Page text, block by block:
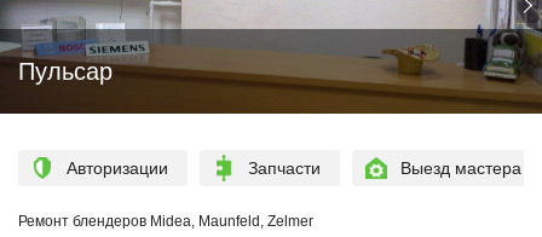
Пульсар
Авторизации Запчасти Выезд мастера
Ремонт блендеров Midea, Maunfeld, Zelmer